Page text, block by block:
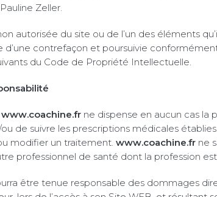
Zeller.
autorisée du site ou de l’un des éléments
contrefaçon et poursuivie
du Code de Propriété Intellectuelle.
www.coachine.frne dispense en aucun cas la
de suivre les prescriptions médicales
modifier un traitement. www.coachine.frne
professionnel de santé dont la profession
être tenue responsable des dommages